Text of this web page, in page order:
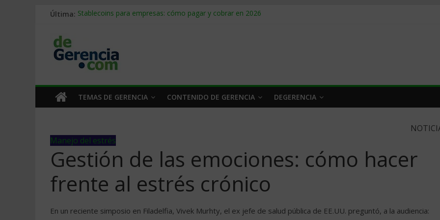
Última: Stablecoins para empresas: cómo pagar y cobrar en 2026
Trabajo forzoso en la cadena de suministro: qué hacer
Mercado hispano de EE. UU.: cómo segmentarlo y venderle
TEMAS DE GERENCIA CONTENIDO DE GERENCIA DEGERENCIA
Manejo del estrés
Gestión de las emociones: cómo hacer
frente al estrés crónico
En un reciente simposio en Filadelfia, Vivek Murhty, el ex jefe de salud pública de EE.UU. preguntó, a la audiencia: